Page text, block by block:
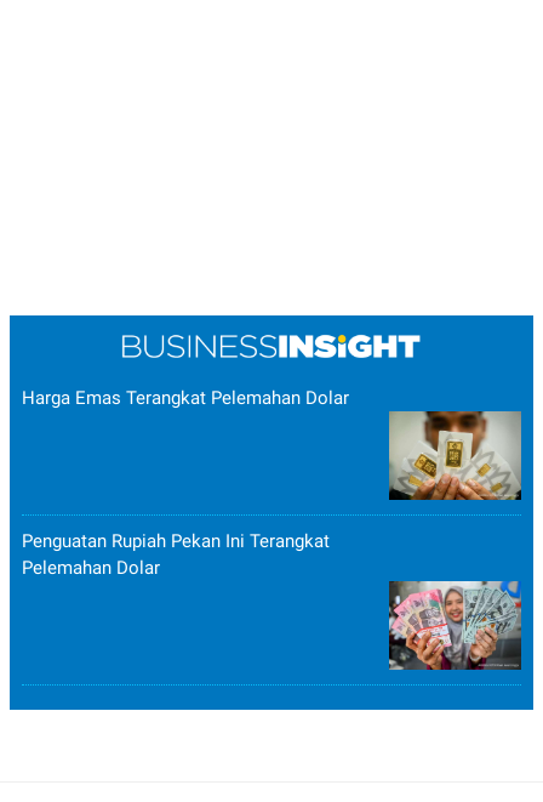
Harga Emas Terangkat Pelemahan Dolar
Penguatan Rupiah Pekan Ini Terangkat
Pelemahan Dolar